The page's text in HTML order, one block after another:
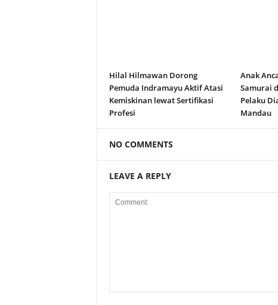
Hilal Hilmawan Dorong
Pemuda Indramayu Aktif Atasi
Kemiskinan lewat Sertifikasi
Profesi
Anak
Samurai
Pelaku
Mandau
NO COMMENTS
LEAVE A REPLY